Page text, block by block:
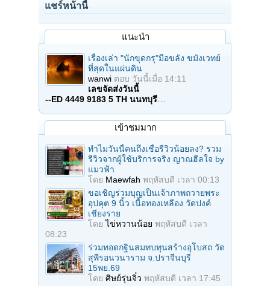
แชร์หน้านี้
แนะนำ
เรื่องเล่า "นักขุดกรุ"มือขลัง ขมังเวทย์
ที่สุดในแผ่นดิน
wanwi ตอบ วันนี้เมื่อ 14:11
เลขจัดส่งวันนี้
--ED 4449 9183 5 TH นนทบุรี
เข้าชมมาก
ทำไมวันนี้คนถึงเชื่อรีวิวน้อยลง? รวม
รีวิวจากผู้ใช้บริการจริง ญาณฮีลใจ by
แมวฟ้า
โดย Maewfah พฤหัสบดี เวลา 00:13
ขอเชิญร่วมบุญเป็นเจ้าภาพถวายพระ
อุปคุต 9 นิ้ว เนื้อทองเหลือง วัดปงค์
เชียงราย
โดยไข่หวานน้อย พฤหัสบดี เวลา
08:23
ร่วมทอดกฐินสมทบทุนสร้างอุโบสถ วัด
สุพีรอนวนาราม จ.ปราจีนบุรี
15พย.69
โดย ศิษย์รุ่นจิ๋ว พฤหัสบดี เวลา 17:45